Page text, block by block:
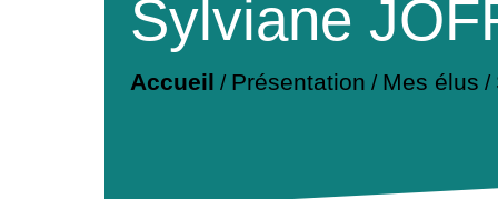
Sylviane
Accueil / Présentation / Mes élus /